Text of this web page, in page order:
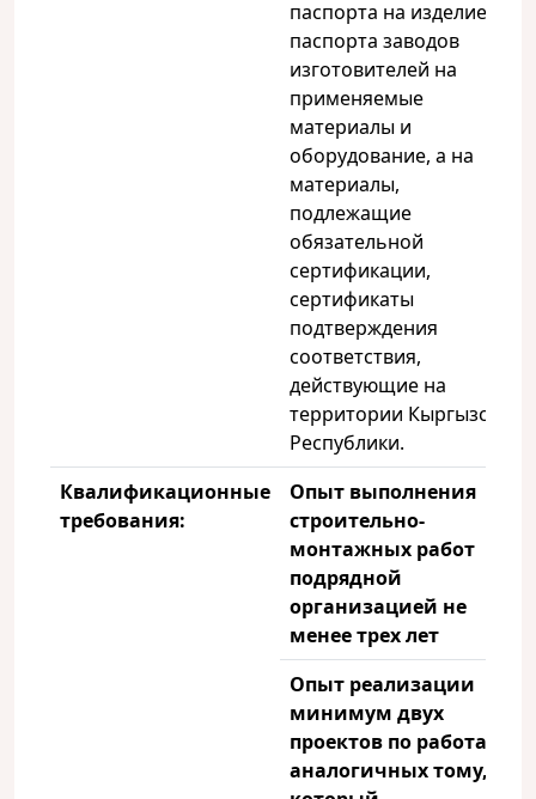
паспорта на изделие,
паспорта заводов
изготовителей на
применяемые
материалы и
оборудование, а на
материалы,
подлежащие
обязательной
сертификации,
сертификаты
подтверждения
соответствия,
действующие на
территории Кыргызской
Республики.
Квалификационные
требования:
Опыт выполнения
строительно-
монтажных работ
подрядной
организацией не
менее трех лет
Опыт реализации
минимум двух
проектов по работам,
аналогичных тому, на